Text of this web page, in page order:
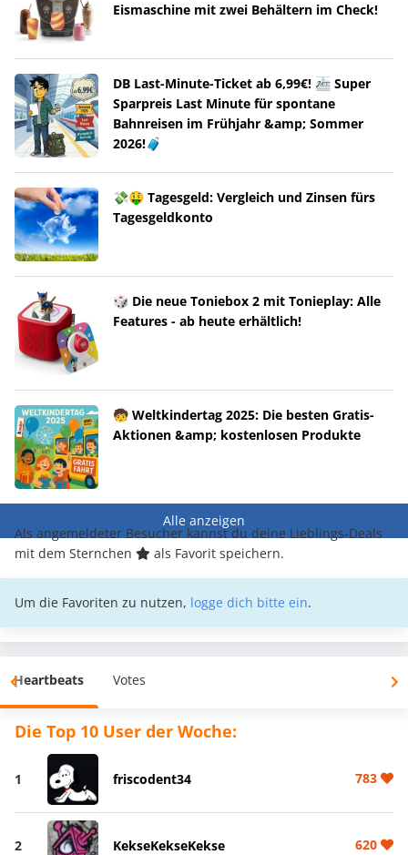
Eismaschine mit zwei Behältern im Check!
DB Last-Minute-Ticket ab 6,99€! 🚈 Super
Sparpreis Last Minute für spontane
Bahnreisen im Frühjahr &amp; Sommer
2026!🧳
💸🤑 Tagesgeld: Vergleich und Zinsen fürs
Tagesgeldkonto
🎲 Die neue Toniebox 2 mit Tonieplay: Alle
Features - ab heute erhältlich!
🧒 Weltkindertag 2025: Die besten Gratis-
Aktionen &amp; kostenlosen Produkte
Alle anzeigen
Als angemeldeter Besucher kannst du deine Lieblings-Deals
mit dem Sternchen
als Favorit speichern.
Um die Favoriten zu nutzen, logge dich bitte ein.
Heartbeats Votes
Die Top 10 User der Woche:
1 friscodent34 783
2 KekseKekseKekse 620